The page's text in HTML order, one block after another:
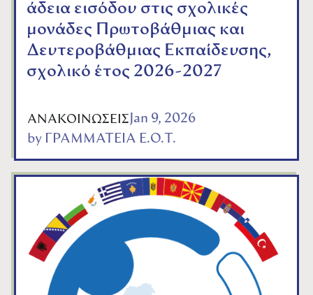
άδεια εισόδου στις σχολικές
μονάδες Πρωτοβάθμιας και
Δευτεροβάθμιας Εκπαίδευσης,
σχολικό έτος 2026-2027
ΑΝΑΚΟΙΝΩΣΕΙΣ Jan 9, 2026
by ΓΡΑΜΜΑΤΕΙΑ Ε.Ο.Τ.